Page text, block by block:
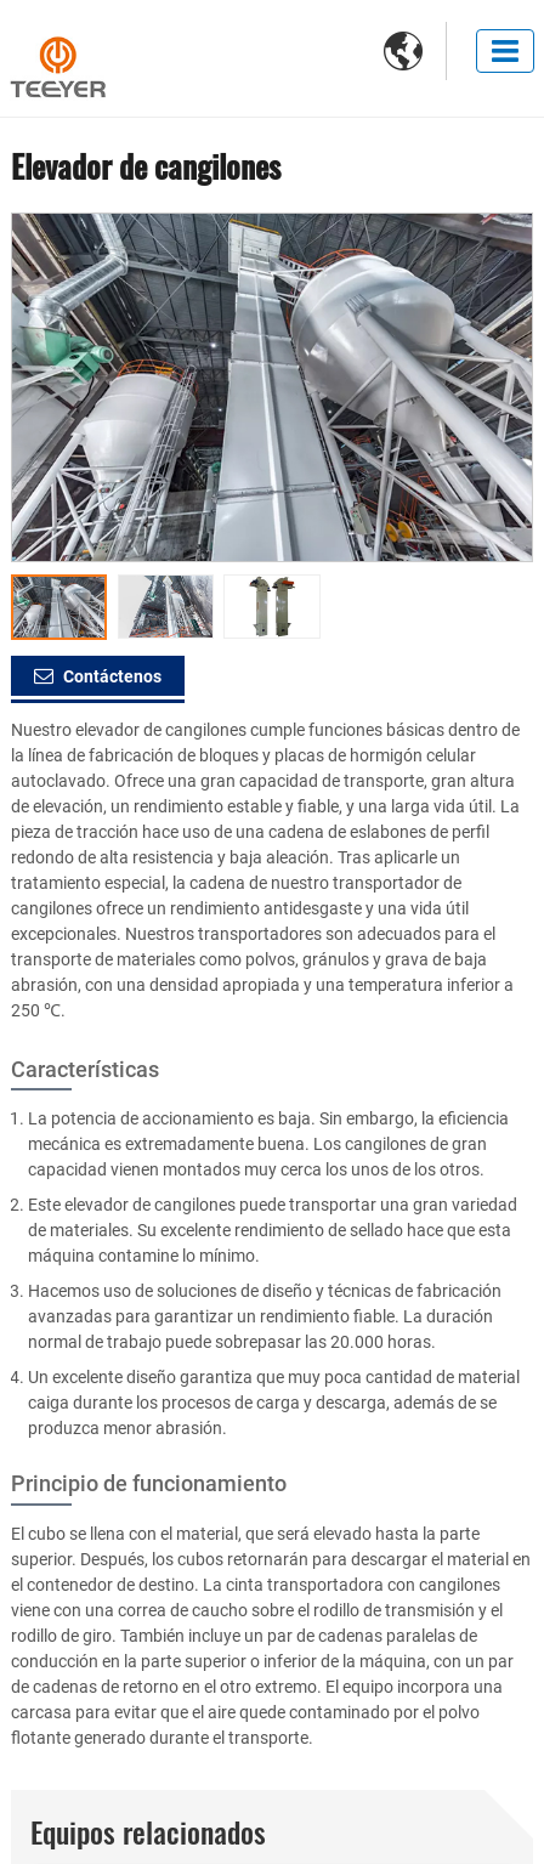

Elevador de cangilones
Contáctenos
Nuestro elevador de cangilones cumple funciones básicas dentro de
la línea de fabricación de bloques y placas de hormigón celular
autoclavado. Ofrece una gran capacidad de transporte, gran altura
de elevación, un rendimiento estable y fiable, y una larga vida útil. La
pieza de tracción hace uso de una cadena de eslabones de perfil
redondo de alta resistencia y baja aleación. Tras aplicarle un
tratamiento especial, la cadena de nuestro transportador de
cangilones ofrece un rendimiento antidesgaste y una vida útil
excepcionales. Nuestros transportadores son adecuados para el
transporte de materiales como polvos, gránulos y grava de baja
abrasión, con una densidad apropiada y una temperatura inferior a
250 ℃.
Características
La potencia de accionamiento es baja. Sin embargo, la eficiencia
mecánica es extremadamente buena. Los cangilones de gran
capacidad vienen montados muy cerca los unos de los otros.
Este elevador de cangilones puede transportar una gran variedad
de materiales. Su excelente rendimiento de sellado hace que esta
máquina contamine lo mínimo.
Hacemos uso de soluciones de diseño y técnicas de fabricación
avanzadas para garantizar un rendimiento fiable. La duración
normal de trabajo puede sobrepasar las 20.000 horas.
Un excelente diseño garantiza que muy poca cantidad de material
caiga durante los procesos de carga y descarga, además de se
produzca menor abrasión.
Principio de funcionamiento
El cubo se llena con el material, que será elevado hasta la parte
superior. Después, los cubos retornarán para descargar el material en
el contenedor de destino. La cinta transportadora con cangilones
viene con una correa de caucho sobre el rodillo de transmisión y el
rodillo de giro. También incluye un par de cadenas paralelas de
conducción en la parte superior o inferior de la máquina, con un par
de cadenas de retorno en el otro extremo. El equipo incorpora una
carcasa para evitar que el aire quede contaminado por el polvo
flotante generado durante el transporte.
Equipos relacionados